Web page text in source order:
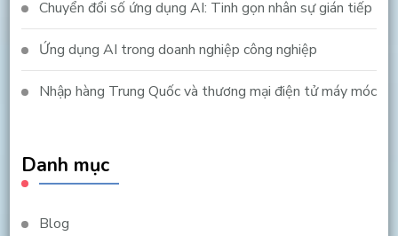
Chuyển đổi số ứng dụng AI: Tinh gọn nhân sự gián tiếp
Ứng dụng AI trong doanh nghiệp công nghiệp
Nhập hàng Trung Quốc và thương mại điện tử máy móc
Danh mục
Blog